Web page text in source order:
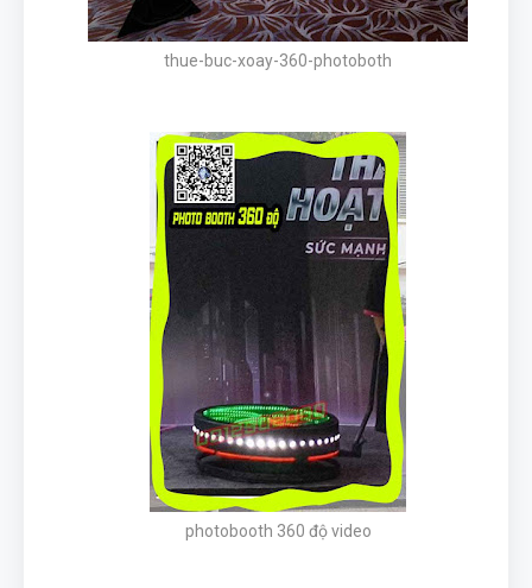
thue-buc-xoay-360-photoboth
photobooth 360 độ video